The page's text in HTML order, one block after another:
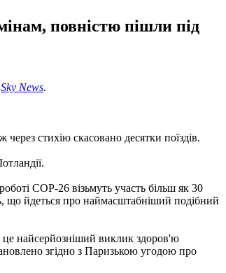
повністю пішли під
Sky News.
стихію скасовано десятки поїздів.
COP-26 візьмуть участь більш як 30
що йдеться про наймасштабніший подібний
найсерйозніший виклик здоров'ю
згідно з Паризькою угодою про